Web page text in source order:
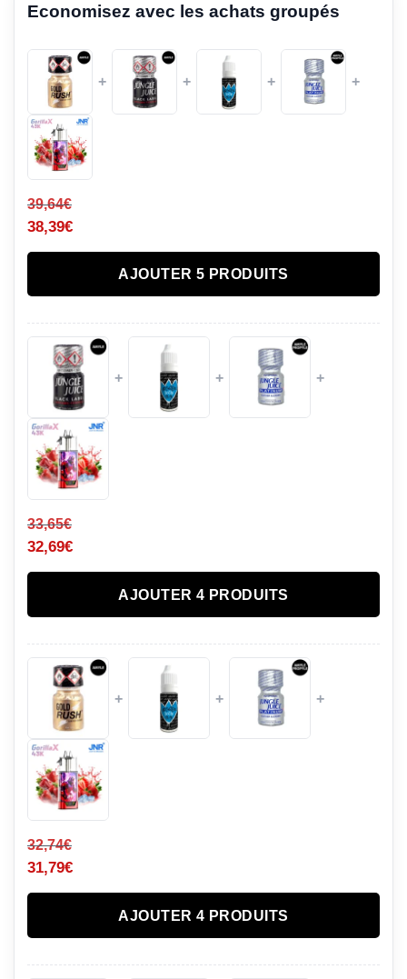
Economisez avec les achats groupés
+ + + +
39,64€
38,39€
AJOUTER 5 PRODUITS
+ + +
33,65€
32,69€
AJOUTER 4 PRODUITS
+ + +
32,74€
31,79€
AJOUTER 4 PRODUITS